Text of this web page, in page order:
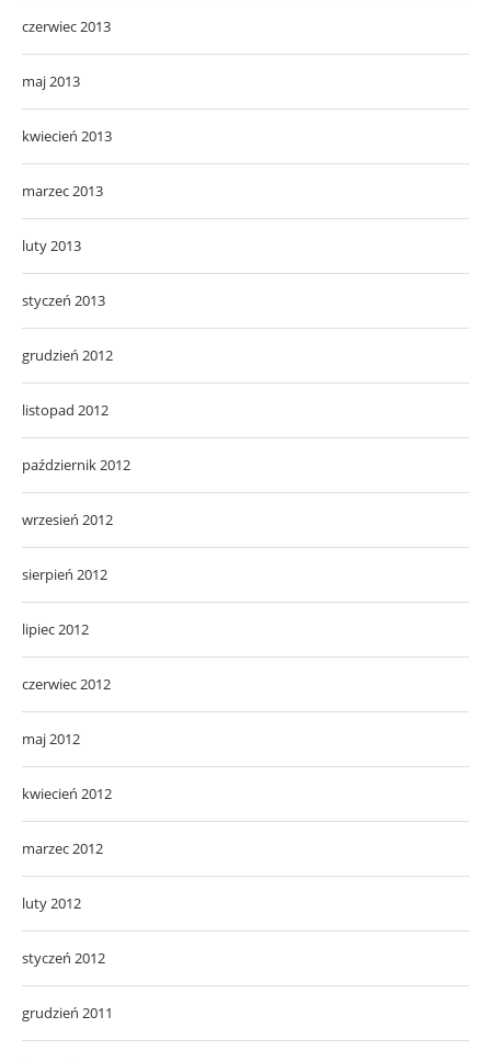
czerwiec 2013
maj 2013
kwiecień 2013
marzec 2013
luty 2013
styczeń 2013
grudzień 2012
listopad 2012
październik 2012
wrzesień 2012
sierpień 2012
lipiec 2012
czerwiec 2012
maj 2012
kwiecień 2012
marzec 2012
luty 2012
styczeń 2012
grudzień 2011